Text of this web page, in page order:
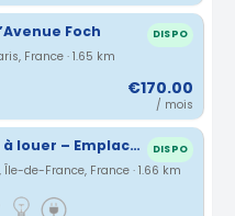
Foch DISPO
France · 1.65 km
€170.00
/ mois
Place de parking à louer – Emplacement ultra-privilégié – Paris 1er (Place Vendôme) DISPO
de-France, France · 1.66 km